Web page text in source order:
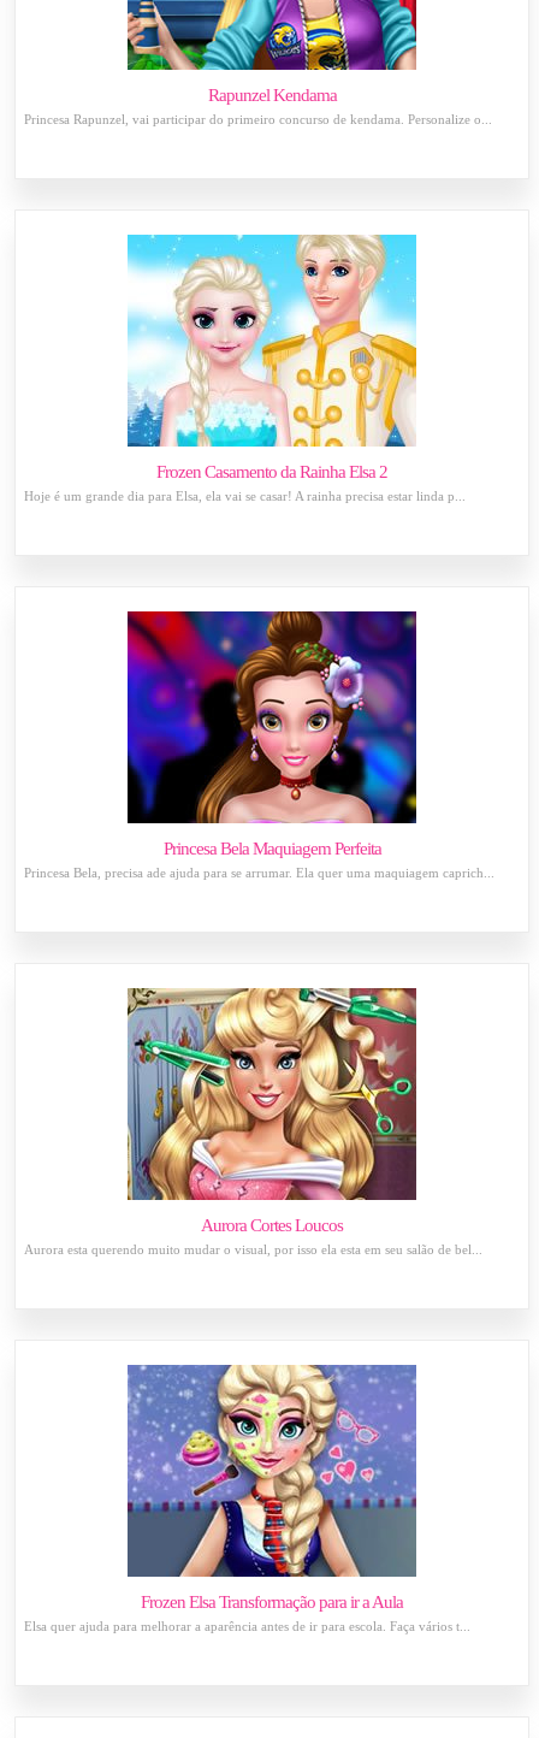
Rapunzel Kendama
Princesa Rapunzel, vai participar do primeiro concurso de kendama. Personalize o...
Frozen Casamento da Rainha Elsa 2
Hoje é um grande dia para Elsa, ela vai se casar! A rainha precisa estar linda p...
Princesa Bela Maquiagem Perfeita
Princesa Bela, precisa ade ajuda para se arrumar. Ela quer uma maquiagem caprich...
Aurora Cortes Loucos
Aurora esta querendo muito mudar o visual, por isso ela esta em seu salão de bel...
Frozen Elsa Transformação para ir a Aula
Elsa quer ajuda para melhorar a aparência antes de ir para escola. Faça vários t...